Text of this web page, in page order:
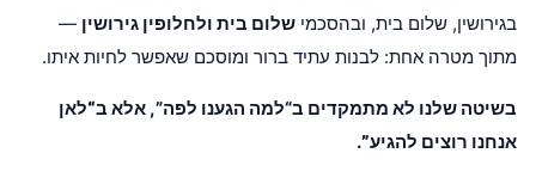
בגירושין, שלום בית, ובהסכמי שלום בית ולחלופין גירושין —
מתוך מטרה אחת: לבנות עתיד ברור ומוסכם שאפשר לחיות איתו.
בשיטה שלנו לא מתמקדים ב“למה הגענו לפה”, אלא ב“לאן
אנחנו רוצים להגיע”.